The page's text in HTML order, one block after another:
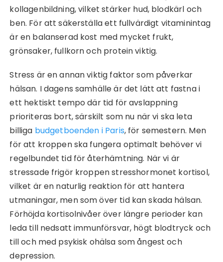
kollagenbildning, vilket stärker hud, blodkärl och
ben. För att säkerställa ett fullvärdigt vitaminintag
är en balanserad kost med mycket frukt,
grönsaker, fullkorn och protein viktig.
Stress är en annan viktig faktor som påverkar
hälsan. I dagens samhälle är det lätt att fastna i
ett hektiskt tempo där tid för avslappning
prioriteras bort, särskilt som nu när vi ska leta
billiga budgetboenden i Paris, för semestern. Men
för att kroppen ska fungera optimalt behöver vi
regelbundet tid för återhämtning. När vi är
stressade frigör kroppen stresshormonet kortisol,
vilket är en naturlig reaktion för att hantera
utmaningar, men som över tid kan skada hälsan.
Förhöjda kortisolnivåer över längre perioder kan
leda till nedsatt immunförsvar, högt blodtryck och
till och med psykisk ohälsa som ångest och
depression.